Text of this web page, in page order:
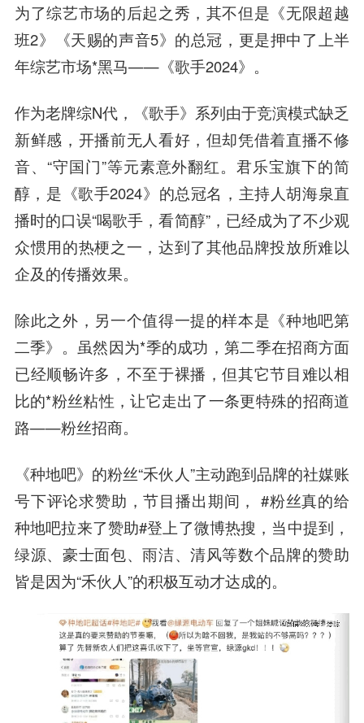
为了综艺市场的后起之秀，其不但是《无限超越
班2》《天赐的声音5》的总冠，更是押中了上半
年综艺市场*黑马——《歌手2024》。
作为老牌综N代，《歌手》系列由于竞演模式缺乏
新鲜感，开播前无人看好，但却凭借着直播不修
音、“守国门”等元素意外翻红。君乐宝旗下的简
醇，是《歌手2024》的总冠名，主持人胡海泉直
播时的口误“喝歌手，看简醇”，已经成为了不少观
众惯用的热梗之一，达到了其他品牌投放所难以
企及的传播效果。
除此之外，另一个值得一提的样本是《种地吧第
二季》。虽然因为*季的成功，第二季在招商方面
已经顺畅许多，不至于裸播，但其它节目难以相
比的*粉丝粘性，让它走出了一条更特殊的招商道
路——粉丝招商。
《种地吧》的粉丝“禾伙人”主动跑到品牌的社媒账
号下评论求赞助，节目播出期间， #粉丝真的给
种地吧拉来了赞助#登上了微博热搜，当中提到，
绿源、豪士面包、雨洁、清风等数个品牌的赞助
皆是因为“禾伙人”的积极互动才达成的。